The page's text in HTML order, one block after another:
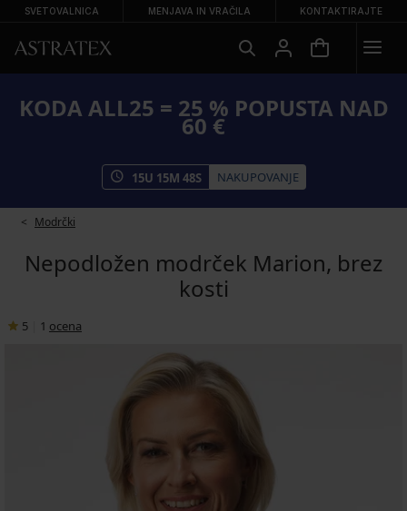
SVETOVALNICA MENJAVA IN VRAČILA KONTAKTIRAJTE
KODA ALL25 = 25 % POPUSTA NAD
60 €
15U 15M 48S NAKUPOVANJE
Modrčki
Nepodložen modrček Marion, brez
kosti
5 1 ocena